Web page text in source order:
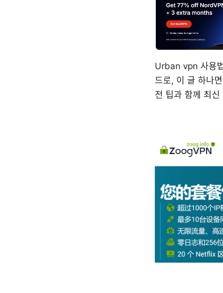
Urban vpn 사용
드로, 이 글 하나
전 팁과 함께 최